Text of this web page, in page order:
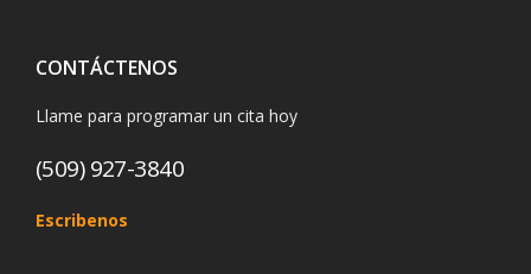
CONTÁCTENOS
Llame para programar un cita hoy
(509) 927-3840
Escribenos